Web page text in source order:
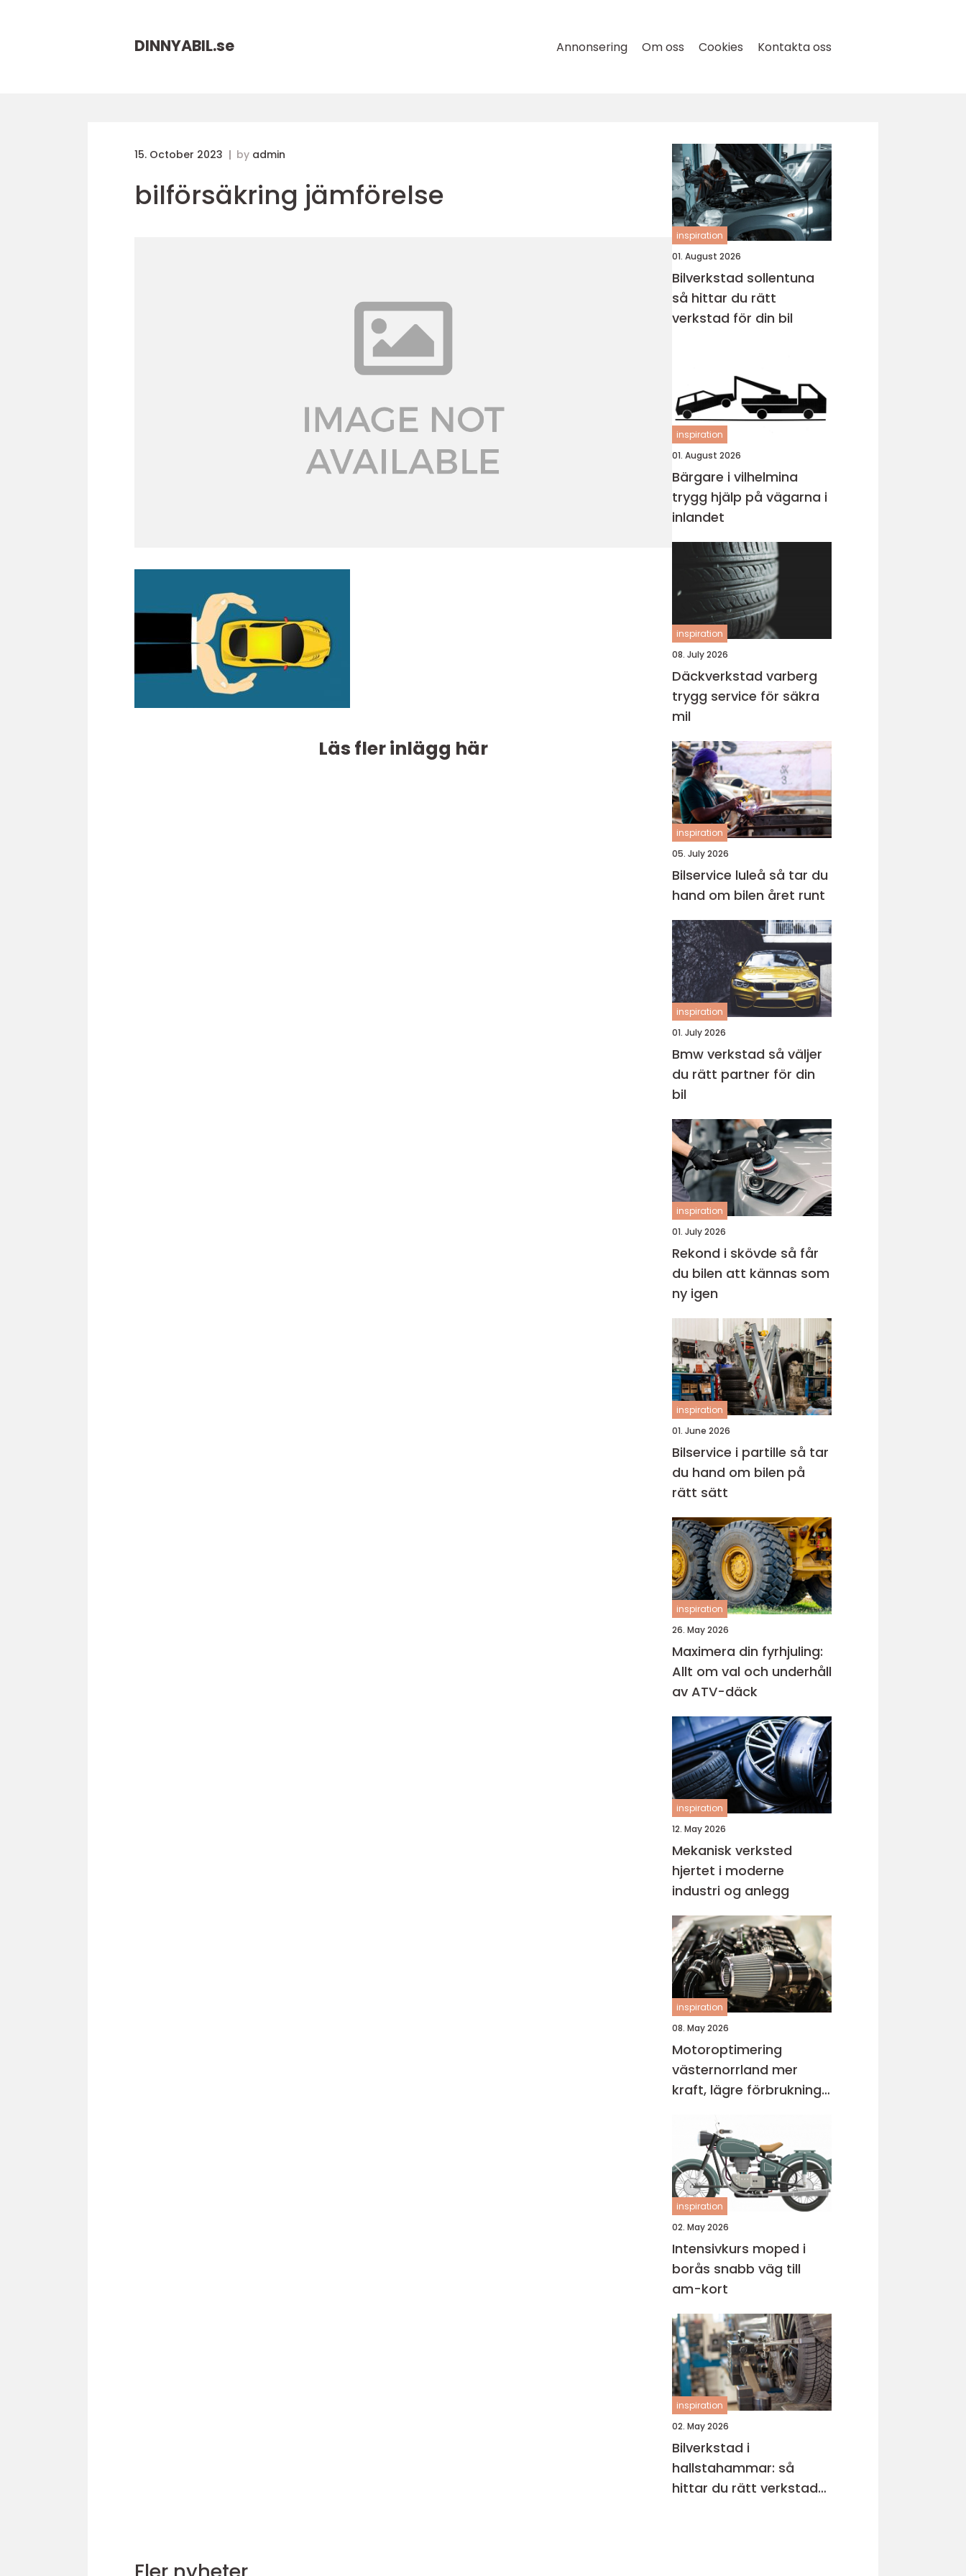
DINNYABIL.se Annonsering Om oss Cookies Kontakta oss
15. October 2023 by admin
bilförsäkring jämförelse
Läs fler inlägg här
inspiration
01. August 2026
Bilverkstad sollentuna
så hittar du rätt
verkstad för din bil
inspiration
01. August 2026
Bärgare i vilhelmina
trygg hjälp på vägarna i
inlandet
inspiration
08. July 2026
Däckverkstad varberg
trygg service för säkra
mil
inspiration
05. July 2026
Bilservice luleå så tar du
hand om bilen året runt
inspiration
01. July 2026
Bmw verkstad så väljer
du rätt partner för din
bil
inspiration
01. July 2026
Rekond i skövde så får
du bilen att kännas som
ny igen
inspiration
01. June 2026
Bilservice i partille så tar
du hand om bilen på
rätt sätt
inspiration
26. May 2026
Maximera din fyrhjuling:
Allt om val och underhåll
av ATV-däck
inspiration
12. May 2026
Mekanisk verksted
hjertet i moderne
industri og anlegg
inspiration
08. May 2026
Motoroptimering
västernorrland mer
kraft, lägre förbrukning
inspiration
02. May 2026
Intensivkurs moped i
borås snabb väg till
am-kort
inspiration
02. May 2026
Bilverkstad i
hallstahammar: så
hittar du rätt verkstad